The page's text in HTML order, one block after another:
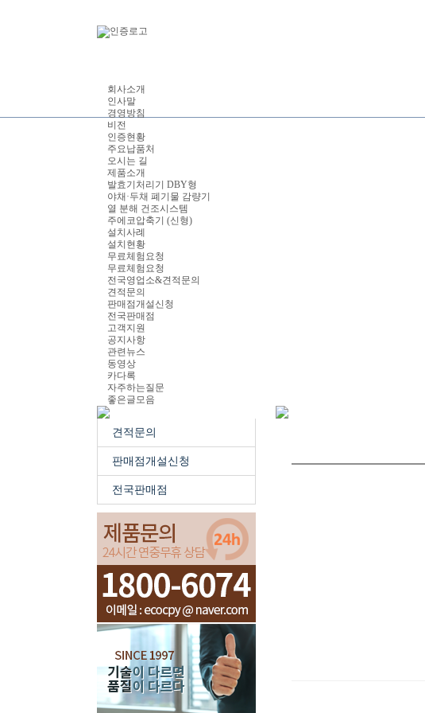
회사소개
인사말
경영방침
비전
인증현황
주요납품처
오시는 길
제품소개
발효기처리기 DBY형
야채·두채 폐기물 감량기
열 분해 건조시스템
주에코압축기 (신형)
설치사례
설치현황
무료체험요청
무료체험요청
전국영업소&견적문의
견적문의
판매점개설신청
전국판매점
고객지원
공지사항
관련뉴스
동영상
카다록
자주하는질문
좋은글모음
견적문의
판매점개설신청
전국판매점